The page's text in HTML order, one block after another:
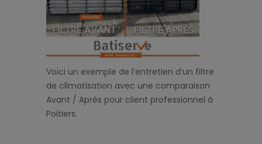
Voici un exemple de l’entretien d’un filtre
de climatisation avec une comparaison
Avant / Après pour client professionnel à
Poitiers.